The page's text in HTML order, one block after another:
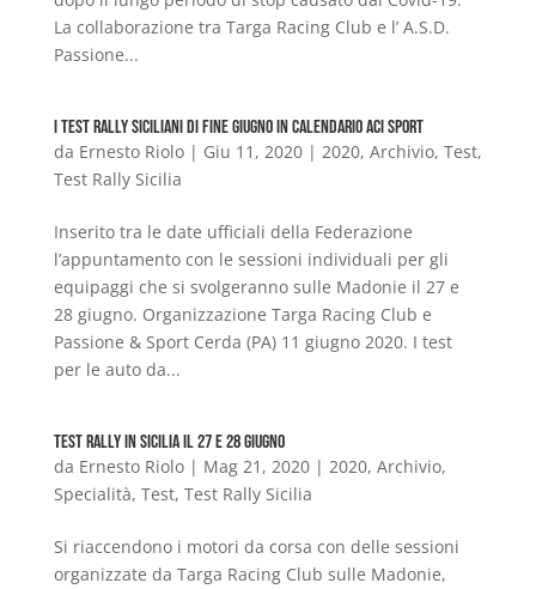
La collaborazione tra Targa Racing Club e l’ A.S.D.
Passione...
I Test Rally siciliani di fine giugno in calendario ACI Sport
da Ernesto Riolo| Giu 11, 2020| 2020, Archivio, Test,
Test Rally Sicilia
Inserito tra le date ufficiali della Federazione
l’appuntamento con le sessioni individuali per gli
equipaggi che si svolgeranno sulle Madonie il 27 e
28 giugno. Organizzazione Targa Racing Club e
Passione & Sport Cerda (PA) 11 giugno 2020. I test
per le auto da...
Test Rally in Sicilia il 27 e 28 giugno
da Ernesto Riolo| Mag 21, 2020| 2020, Archivio,
Specialità, Test, Test Rally Sicilia
Si riaccendono i motori da corsa con delle sessioni
organizzate da Targa Racing Club sulle Madonie,